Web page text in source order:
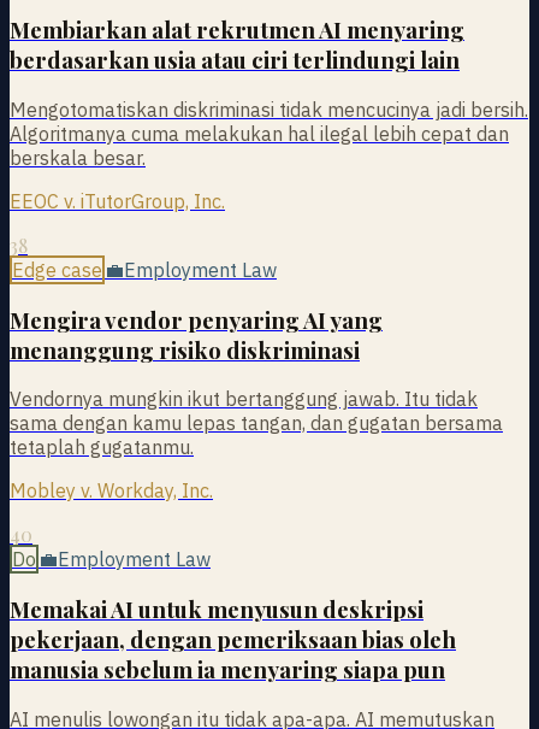
Membiarkan alat rekrutmen AI menyaring
berdasarkan usia atau ciri terlindungi lain
Mengotomatiskan diskriminasi tidak mencucinya jadi bersih.
Algoritmanya cuma melakukan hal ilegal lebih cepat dan
berskala besar.
EEOC v. iTutorGroup, Inc.
38
Edge case 💼Employment Law
Mengira vendor penyaring AI yang
menanggung risiko diskriminasi
Vendornya mungkin ikut bertanggung jawab. Itu tidak
sama dengan kamu lepas tangan, dan gugatan bersama
tetaplah gugatanmu.
Mobley v. Workday, Inc.
40
Do 💼Employment Law
Memakai AI untuk menyusun deskripsi
pekerjaan, dengan pemeriksaan bias oleh
manusia sebelum ia menyaring siapa pun
AI menulis lowongan itu tidak apa-apa. AI memutuskan